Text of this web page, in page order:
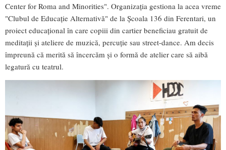
Center for Roma and Minorities". Organizația gestiona la acea vreme
"Clubul de Educație Alternativă" de la Școala 136 din Ferentari, un
proiect educațional în care copiii din cartier beneficiau gratuit de
meditații și ateliere de muzică, percuție sau street-dance. Am decis
împreună că merită să încercăm și o formă de atelier care să aibă
legatură cu teatrul.